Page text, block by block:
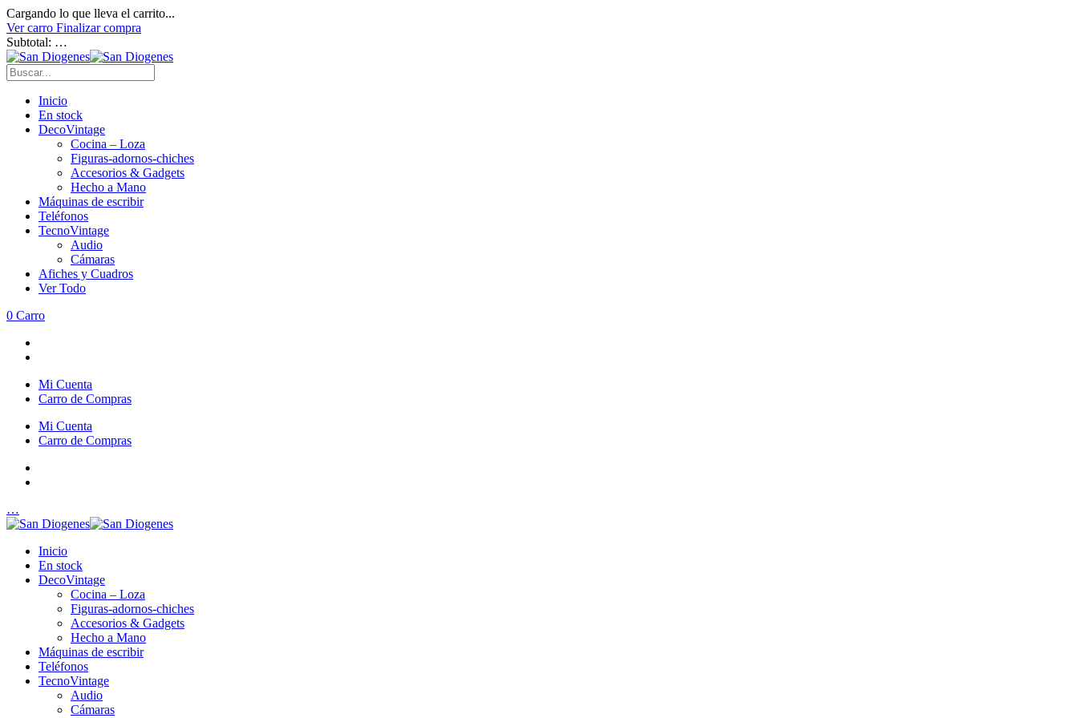
Cargando lo que lleva el carrito...
Ver carro Finalizar compra
Subtotal: …
Inicio
En stock
DecoVintage
Cocina – Loza
Figuras-adornos-chiches
Accesorios & Gadgets
Hecho a Mano
Máquinas de escribir
Teléfonos
TecnoVintage
Audio
Cámaras
Afiches y Cuadros
Ver Todo
0 Carro
Mi Cuenta
Carro de Compras
Mi Cuenta
Carro de Compras
…
Inicio
En stock
DecoVintage
Cocina – Loza
Figuras-adornos-chiches
Accesorios & Gadgets
Hecho a Mano
Máquinas de escribir
Teléfonos
TecnoVintage
Audio
Cámaras